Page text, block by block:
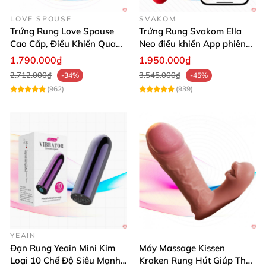
Màu sắc: Xanh
Kích thước: 230mm x 32mm
Trọng lượng: 72g
Chức năng: Rung , xung điện, điều khiển qua app
Dung lượng pin: 400mAh
Thời gian sạc: 1 – 1.5 giờ
Thời gian sử dụng: 0.8 – 3 giờ
Thương hiệu: Svakom
LOVE SPOUSE
Trứng Rung Love Spouse
Cao Cấp, Điều Khiển Qua
App, Tình Yêu Sôi Động
1.790.000₫
2.712.000₫
-34%
(962)
SVAKOM
Trứng Rung Svakom Ella
Neo điều khiển App phiên
bản mới tiện lợi
1.950.000₫
3.545.000₫
-45%
(939)
YEAIN
Đạn Rung Yeain Mini Kim
Loại 10 Chế Độ Siêu Mạnh,
Máy Massage Kissen
Kraken Rung Hút Giúp Thư